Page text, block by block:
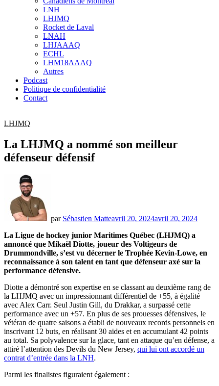
sub
menu
LNH
LHJMQ
Rocket de Laval
LNAH
LHJAAAQ
ECHL
LHM18AAAQ
Autres
Podcast
Politique de confidentialité
Contact
LHJMQ
La LHJMQ a nommé son meilleur
défenseur défensif
par Sébastien Matteavril 20, 2024avril 20, 2024
La Ligue de hockey junior Maritimes Québec (LHJMQ) a
annoncé que Mikaël Diotte, joueur des Voltigeurs de
Drummondville, s’est vu décerner le Trophée Kevin-Lowe, en
reconnaissance à son talent en tant que défenseur axé sur la
performance défensive.
Diotte a démontré son expertise en se classant au deuxième rang de
la LHJMQ avec un impressionnant différentiel de +55, à égalité
avec Alex Carr. Seul Justin Gill, du Drakkar, a surpassé cette
performance avec un +57. En plus de ses prouesses défensives, le
vétéran de quatre saisons a établi de nouveaux records personnels en
inscrivant 12 buts, en réalisant 30 aides et en accumulant 42 points
au total. Sa polyvalence sur la glace, tant en attaque qu’en défense, a
attiré l’attention des Devils du New Jersey, qui lui ont accordé un
contrat d’entrée dans la LNH.
Parmi les finalistes figuraient également :